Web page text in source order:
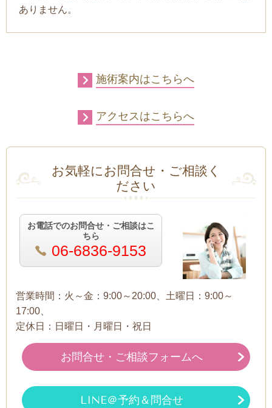
ありません。
施術案内はこちらへ
アクセスはこちらへ
お気軽にお問合せ・ご相談く
ださい
お電話でのお問合せ・ご相談はこ
ちら
06-6836-9153
営業時間：火～金：9:00～20:00、土曜日：9:00～
17:00、
定休日：日曜日・月曜日・祝日
お問合せ・ご相談フォームへ
LINE＠予約＆問合せ